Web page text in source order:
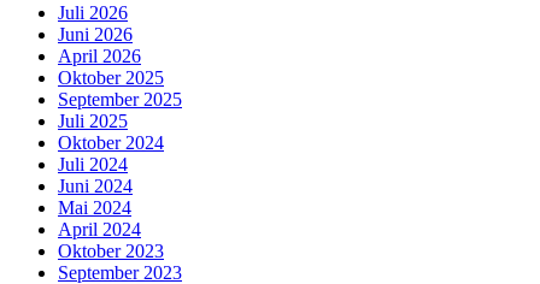
Juli 2026
Juni 2026
April 2026
Oktober 2025
September 2025
Juli 2025
Oktober 2024
Juli 2024
Juni 2024
Mai 2024
April 2024
Oktober 2023
September 2023